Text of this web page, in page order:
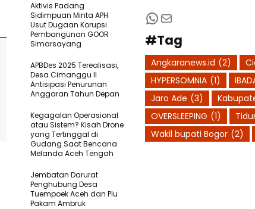
Aktivis Padang
Sidimpuan Minta APH
Usut Dugaan Korupsi
Pembangunan GOOR
Simarsayang
APBDes 2025 Terealisasi,
Desa Cimanggu II
Antisipasi Penurunan
Anggaran Tahun Depan
Kegagalan Operasional
atau Sistem? Kisah Drone
yang Tertinggal di
Gudang Saat Bencana
Melanda Aceh Tengah
Jembatan Darurat
Penghubung Desa
Tuempoek Aceh dan Plu
Pakam Ambruk
WhatsApp
Mail
#Tag
Angkaranews.id (2)
HYPERSOMNIA (1)
Jaro Ade (3)
OVERSLEEPING (1)
Wakil bupati Bogor (2)